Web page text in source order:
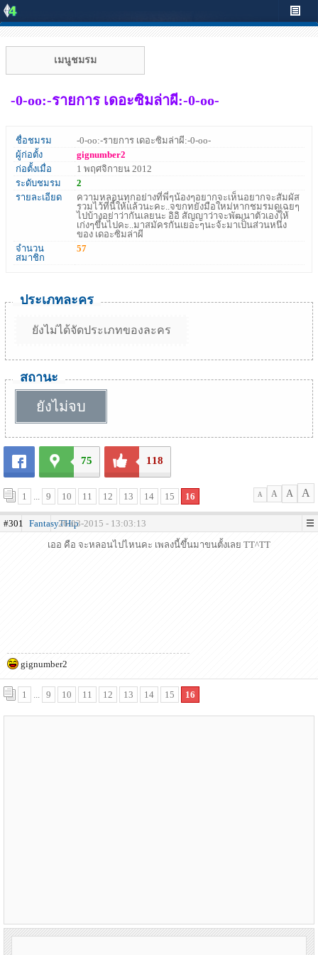
เมนูชมรม
-0-oo:-รายการ เดอะซิมล่าผี:-0-oo-
ชื่อชมรม
-0-oo:-รายการ เดอะซิมล่าผี:-0-oo-
ผู้ก่อตั้ง
gignumber2
ก่อตั้งเมื่อ
1 พฤศจิกายน 2012
ระดับชมรม
2
รายละเอียด
ความหลอนทุกอย่างที่พี่ๆน้องๆอยากจะเห็นอยากจะสัมผัส
รวมไว้ที่นี้ให้แล้วนะคะ..จขกทยังมือใหม่หากชมรมดูเฉยๆ
ไปบ้างอย่าว่ากันเลยนะ อิอิ สัญญาว่าจะพัฒนาตัวเองให้
เก่งๆขึ้นไปคะ..มาสมัครกันเยอะๆนะจ้ะมาเป็นส่วนหนึ่ง
ของ เดอะซิมล่าผี
จำนวน
สมาชิก
57
ประเภทละคร
ยังไม่ได้จัดประเภทของละคร
สถานะ
ยังไม่จบ
75 118
1 ... 9 10 11 12 13 14 15 16 A A A A
#301 FantasyTHip26-03-2015 - 13:03:13
เออ คือ จะหลอนไปไหนคะ เพลงนี้ขึ้นมาขนตั้งเลย TT^TT
gignumber2
1 ... 9 10 11 12 13 14 15 16